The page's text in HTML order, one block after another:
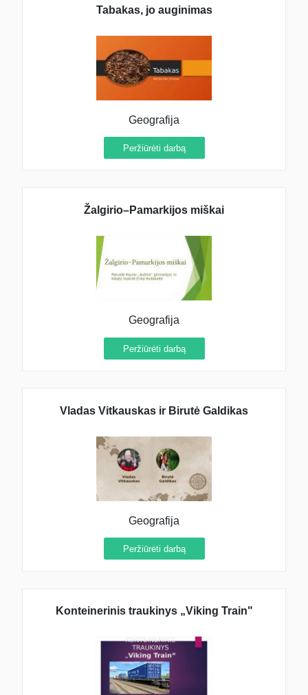
Tabakas, jo auginimas
Geografija
Peržiūrėti darbą
Žalgirio–Pamarkijos miškai
Geografija
Peržiūrėti darbą
Vladas Vitkauskas ir Birutė Galdikas
Geografija
Peržiūrėti darbą
Konteinerinis traukinys „Viking Train"